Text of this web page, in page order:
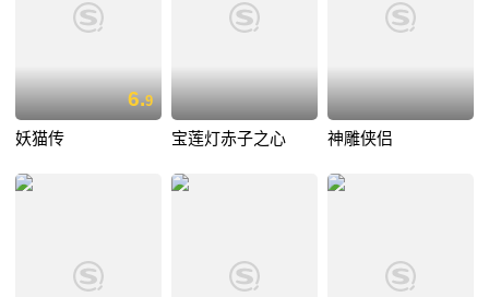
6.9
妖猫传 宝莲灯赤子之心 神雕侠侣